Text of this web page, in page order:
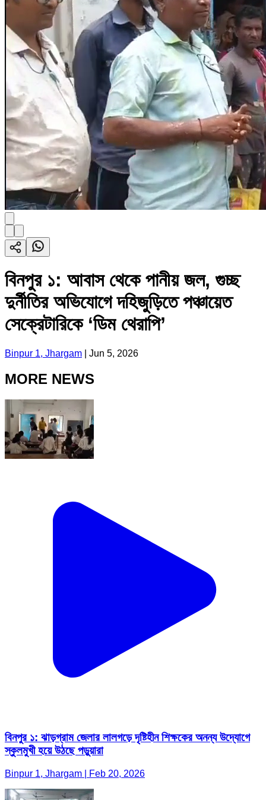
বিনপুর ১: আবাস থেকে পানীয় জল, গুচ্ছ
দুর্নীতির অভিযোগে দহিজুড়িতে পঞ্চায়েত
সেক্রেটারিকে ‘ডিম থেরাপি’
Binpur 1, Jhargam Jun 5, 2026
MORE NEWS
বিনপুর ১: ঝাড়গ্রাম জেলার লালগড়ে দৃষ্টিহীন শিক্ষকের অনন্য উদ্যোগে
স্কুলমুখী হয়ে উঠছে পড়ুয়ারা
Binpur 1, Jhargam | Feb 20, 2026